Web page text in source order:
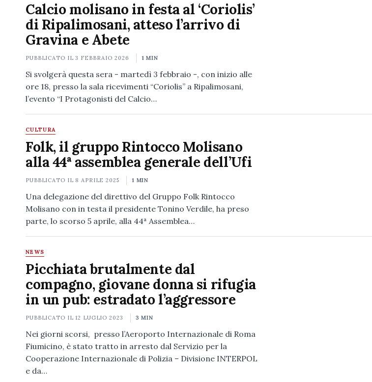
Calcio molisano in festa al ‘Coriolis’
di Ripalimosani, atteso l’arrivo di
Gravina e Abete
PUBBLICATO IL3 FEBBRAIO 2026 1 MIN
Si svolgerà questa sera - martedì 3 febbraio -, con inizio alle
ore 18, presso la sala ricevimenti “Coriolis” a Ripalimosani,
l’evento “I Protagonisti del Calcio…
CULTURA
Folk, il gruppo Rintocco Molisano
alla 44ª assemblea generale dell’Ufi
PUBBLICATO IL 8 APRILE 2025 1 MIN
Una delegazione del direttivo del Gruppo Folk Rintocco
Molisano con in testa il presidente Tonino Verdile, ha preso
parte, lo scorso 5 aprile, alla 44ª Assemblea…
NEWS
Picchiata brutalmente dal
compagno, giovane donna si rifugia
in un pub: estradato l’aggressore
PUBBLICATO IL12 LUGLIO 2023 3 MIN
Nei giorni scorsi, presso l’Aeroporto Internazionale di Roma
Fiumicino, è stato tratto in arresto dal Servizio per la
Cooperazione Internazionale di Polizia – Divisione INTERPOL
e da…